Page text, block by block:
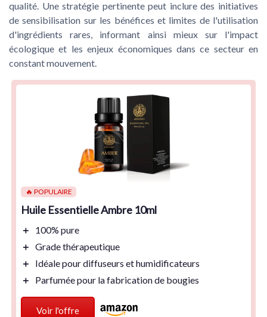
qualité. Une stratégie pertinente peut inclure des initiatives
de sensibilisation sur les bénéfices et limites de l'utilisation
d'ingrédients rares, informant ainsi mieux sur l'impact
écologique et les enjeux économiques dans ce secteur en
constant mouvement.
🔥 POPULAIRE
Huile Essentielle Ambre 10ml
＋ 100% pure
＋ Grade thérapeutique
＋
Idéalepour diffuseurs et humidificateurs
＋
Parfuméepour la fabrication de bougies
Voir l'offre